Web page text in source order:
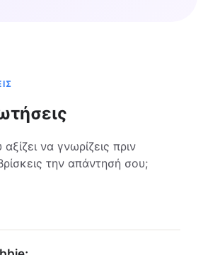
να γνωρίζεις πριν
την απάντησή σου;